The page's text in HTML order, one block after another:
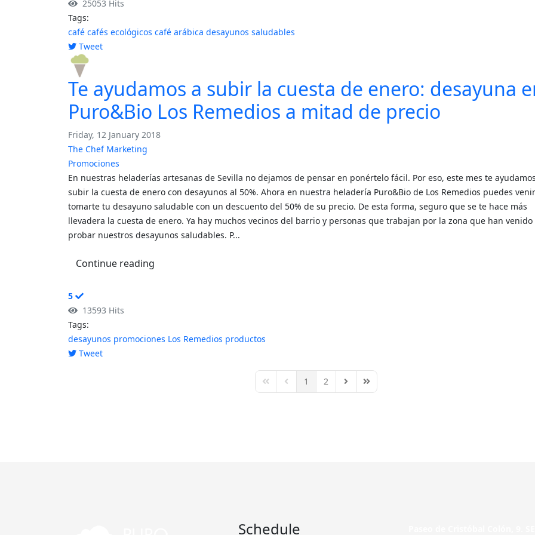
25053 Hits
Tags:
café cafés ecológicos café arábica desayunos saludables
Tweet
pinterest
Te ayudamos a subir la cuesta de enero: desayuna
Puro&Bio Los Remedios a mitad de precio
Friday, 12 January 2018
The Chef Marketing
Promociones
En nuestras heladerías artesanas de Sevilla no dejamos de pensar en ponértelo fácil. Por eso, este mes te
subir la cuesta de enero con desayunos al 50%. Ahora en nuestra heladería Puro&Bio de Los Remedios puedes
tomarte tu desayuno saludable con un descuento del 50% de su precio. De esta forma, seguro que se te hace más
llevadera la cuesta de enero. Ya hay muchos vecinos del barrio y personas que trabajan por la zona que han venido
probar nuestros desayunos saludables. P...
Continue reading
5
13593 Hits
Tags:
desayunos promociones Los Remedios productos
Tweet
First PagePrevious Page
1 2 Next PageLast Page
Schedule